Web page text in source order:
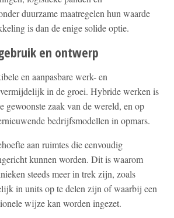
duurzame maatregelen hun waarde
is dan de enige solide optie.
en ontwerp
en aanpasbare werk- en
in de groei. Hybride werken is
gewoonste zaak van de wereld, en op
bedrijfsmodellen in opmars.
aan ruimtes die eenvoudig
kunnen worden. Dit is waarom
steeds meer in trek zijn, zoals
in units op te delen zijn of waarbij een
wijze kan worden ingezet.